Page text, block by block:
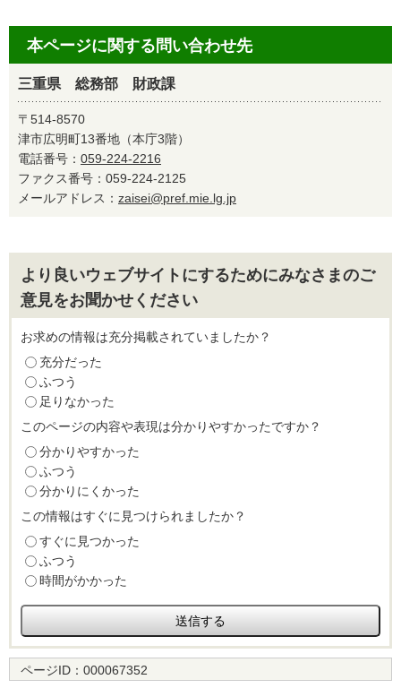
本ページに関する問い合わせ先
三重県 総務部 財政課
〒514-8570
津市広明町13番地（本庁3階）
電話番号： 059-224-2216
ファクス番号：059-224-2125
メールアドレス： zaisei@pref.mie.lg.jp
より良いウェブサイトにするためにみなさまのご
意見をお聞かせください
お求めの情報は充分掲載されていましたか？
充分だった
ふつう
足りなかった
このページの内容や表現は分かりやすかったですか？
分かりやすかった
ふつう
分かりにくかった
この情報はすぐに見つけられましたか？
すぐに見つかった
ふつう
時間がかかった
ページID： 000067352